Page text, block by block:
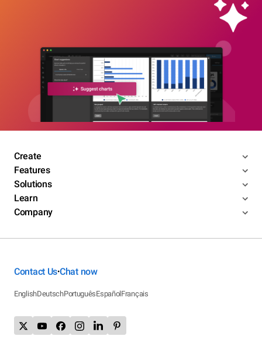
Create
Features
Solutions
Learn
Company
Contact Us•Chat now
EnglishDeutschPortuguêsEspañolFrançais